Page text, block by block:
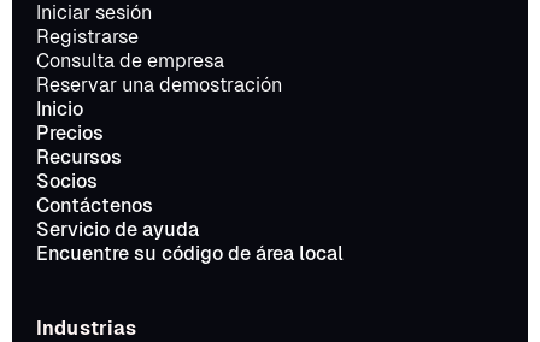
Iniciar sesión
Registrarse
Consulta de empresa
Reservar una demostración
Inicio
Precios
Recursos
Socios
Contáctenos
Servicio de ayuda
Encuentre su código de área local
Industrias